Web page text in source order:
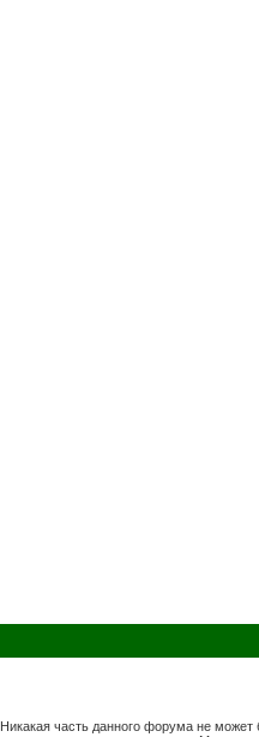
Никакая часть данного форума не